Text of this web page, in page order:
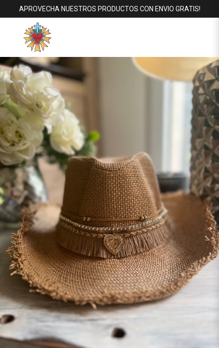
APROVECHA NUESTROS PRODUCTOS CON ENVIO GRATIS!